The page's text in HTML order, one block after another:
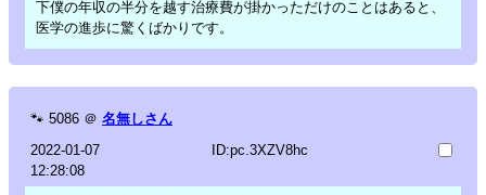
下僕の年収の半分を越す治療費が掛かっただけのことはあると、
医学の進歩に驚くばかりです。
🐾 5086 ＠ 名無しさん
2022-01-07
12:28:08
ID:pc.3XZV8hc